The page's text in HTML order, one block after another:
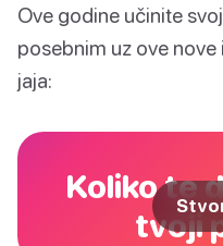
Ove godine učinite
posebnim uz ove nove
jaja:
Koliko te
tvoji